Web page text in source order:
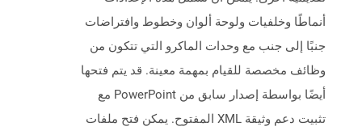
أنماطًا وخلفيات ولوحة ألوان وخطوط وافتراضات
جنبًا إلى جنب مع وحدات الماكرو التي تتكون من
وظائف مخصصة للقيام بمهمة معينة. قد يتم فتحها
أيضًا بواسطة إصدار سابق من PowerPoint مع
تثبيت دعم وثيقة XML المفتوح. يمكن فتح ملفات